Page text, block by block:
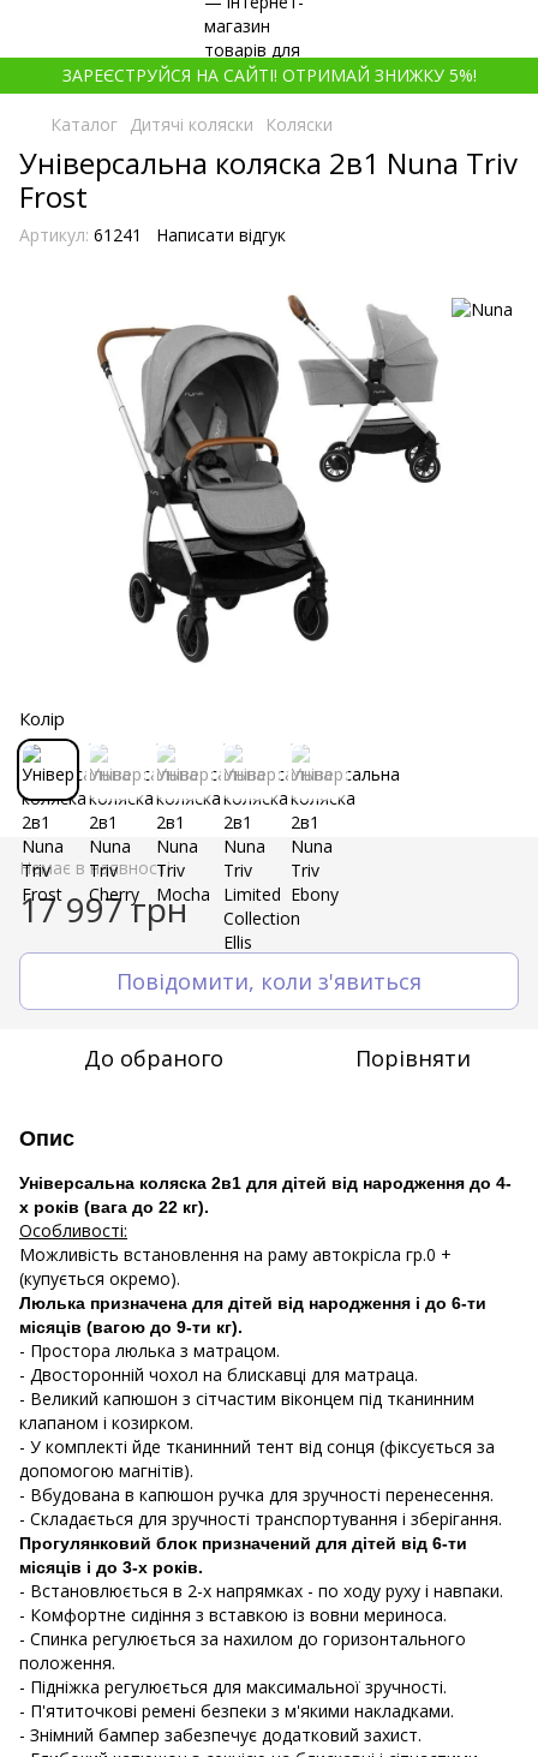
ЗАРЕЄСТРУЙСЯ НА САЙТІ! ОТРИМАЙ ЗНИЖКУ 5%!
Каталог Дитячі коляски Коляски
Універсальна коляска 2в1 Nuna Triv
Frost
Артикул: 61241 Написати відгук
Колір
Немає в наявності
17 997 грн
Повідомити, коли з'явиться
До обраного Порівняти
Опис
Універсальна коляска 2в1 для дітей від народження до 4-
х років (вага до 22 кг).
Особливості:
Можливість встановлення на раму автокрісла гр.0 +
(купується окремо).
Люлька призначена для дітей від народження і до 6-ти
місяців (вагою до 9-ти кг).
- Простора люлька з матрацом.
- Двосторонній чохол на блискавці для матраца.
- Великий капюшон з сітчастим віконцем під тканинним
клапаном і козирком.
- У комплекті йде тканинний тент від сонця (фіксується за
допомогою магнітів).
- Вбудована в капюшон ручка для зручності перенесення.
- Складається для зручності транспортування і зберігання.
Прогулянковий блок призначений для дітей від 6-ти
місяців і до 3-х років.
- Встановлюється в 2-х напрямках - по ходу руху і навпаки.
- Комфортне сидіння з вставкою із вовни мериноса.
- Спинка регулюється за нахилом до горизонтального
положення.
- Підніжка регулюється для максимальної зручності.
- П'ятиточкові ремені безпеки з м'якими накладками.
- Знімний бампер забезпечує додатковий захист.